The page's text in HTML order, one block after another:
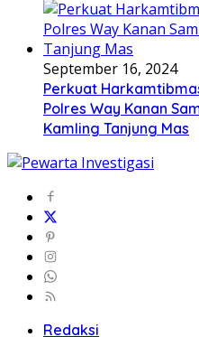
September 16, 2024
Perkuat
Polres Way Kanan
Kamling Tanjung Mas
Redaksi